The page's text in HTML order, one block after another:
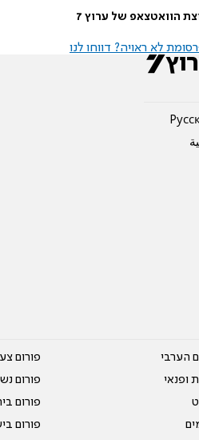
הוואטצאפ של ערוץ 7
לא ראויה? דווחו לנו
הערבי
ופנאי
פורום
פורום
פורום
פורום